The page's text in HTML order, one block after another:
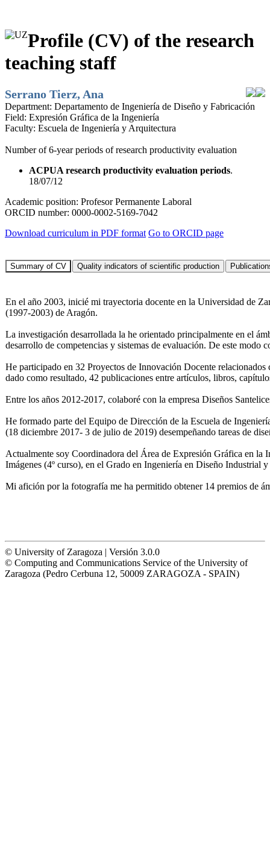
Profile (CV) of the research
teaching staff
Serrano Tierz, Ana
Department: Departamento de Ingeniería de Diseño y Fabricación
Field: Expresión Gráfica de la Ingeniería
Faculty: Escuela de Ingeniería y Arquitectura
Number of 6-year periods of research productivity evaluation
ACPUA research productivity evaluation periods.
18/07/12
Academic position: Profesor Permanente Laboral
ORCID number: 0000-0002-5169-7042
Download curriculum in PDF format Go to ORCID page
En el año 2003, inicié mi trayectoria docente en la Universidad de
(1997-2003) de Aragón.
La investigación desarrollada la he orientado principalmente en el
desarrollo de competencias y sistemas de evaluación. De este
He participado en 32 Proyectos de Innovación Docente
dado como resultado, 42 publicaciones entre artículos, libros,
Entre los años 2012-2017, colaboré con la empresa Diseños
He formado parte del Equipo de Dirección de la Escuela de
(18 diciembre 2017- 3 de julio de 2019) desempeñando tareas de
Actualmente soy Coordinadora del Área de Expresión Gráfica en
Imágenes (4º curso), en el Grado en Ingeniería en Diseño Industrial
Mi afición por la fotografía me ha permitido obtener 14 premios de
© University of Zaragoza | Versión 3.0.0
© Computing and Communications Service of the University of
Zaragoza (Pedro Cerbuna 12, 50009 ZARAGOZA - SPAIN)